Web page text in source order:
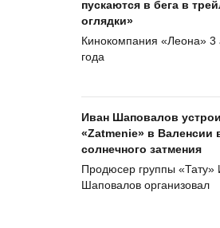
пускаются в бега в
оглядки»
Кинокомпания «Леона» 3
года
Иван Шаповалов
«Zatmenie» в Валенсии
солнечного затмения
Продюсер группы «Тату»
Шаповалов организовал